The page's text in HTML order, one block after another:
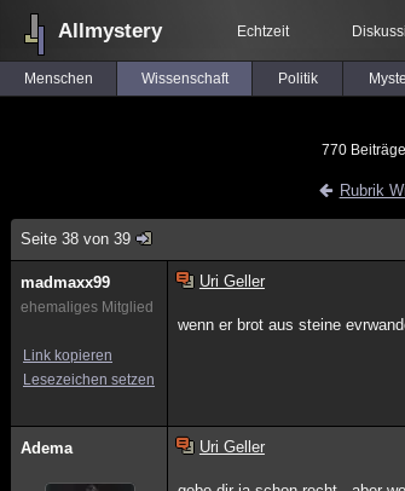
Allmystery Echtzeit
Menschen Wissenschaft Politik
770 Beiträge
Rubrik
Seite 38 von 39
madmaxx99
ehemaliges Mitglied
Link kopieren
Lesezeichen setzen
Uri Geller
wenn er brot aus steine
Adema Uri Geller